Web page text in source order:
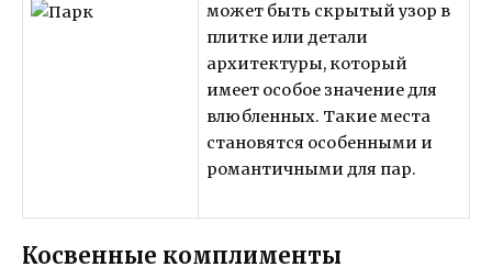
может быть скрытый узор в
плитке или детали
архитектуры, который
имеет особое значение для
влюбленных. Такие места
становятся особенными и
романтичными для пар.
Косвенные комплименты